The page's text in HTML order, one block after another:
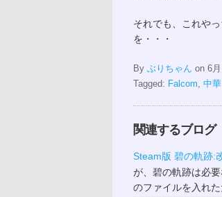
それでも、これや
を・・・
By ぶりちゃん on 6
Tagged: Falcom, 中
関連するブログ
Steam版 碧の軌跡:
が、碧の軌跡は必
のファイルを入れ